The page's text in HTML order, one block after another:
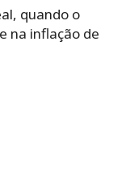
quando o
na inflação de